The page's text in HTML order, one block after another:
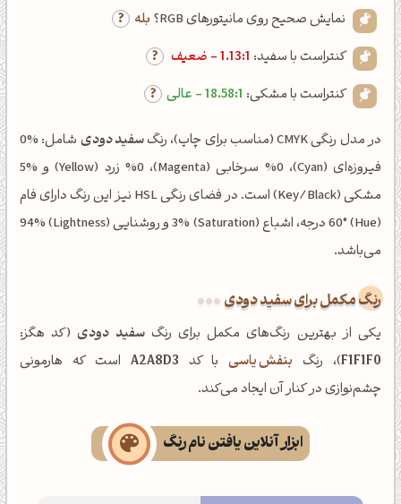
نمایش صحیح روی مانیتورهای RGB؟
بله
کنتراست با سفید: 1.13:1 - ضعیف
کنتراست با مشکی: 18.58:1 - عالی
در مدل رنگی CMYK (مناسب برای چاپ)، رنگ سفید دودی
شامل: %0
فیروزه‌ای (Cyan)، %0 سرخابی (Magenta)، %0 زرد (Yellow) و %5
مشکی (Key/Black) است. در فضای رنگی HSL نیز این رنگ دارای فام
(Hue) 60° درجه، اشباع (Saturation) 3% و روشنایی (Lightness) 94%
می‌باشد.
رنگ مکمل برای سفید دودی
یکی از بهترین رنگ‌های مکمل برای رنگسفید دودی(کد هگز:
F1F1F0)، رنگ بنفش یاسیبا کد A2A8D3 است که هارمونی
چشم‌نوازی در کنار آن ایجاد می‌کند.
ابزار آنلاین یافتن نام رنگ